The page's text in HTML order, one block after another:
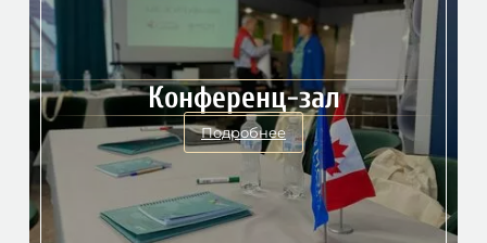
Конференц-зал
Подробнее